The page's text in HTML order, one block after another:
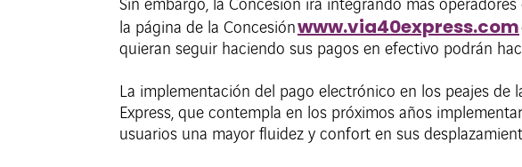
Sin embargo, la Concesión irá integrando más
la página de la Concesiónwww.via40express.com
quieran seguir haciendo sus pagos en efectivo podrán
La implementación del pago electrónico en los peajes
Express, que contempla en los próximos años
usuarios una mayor fluidez y confort en sus